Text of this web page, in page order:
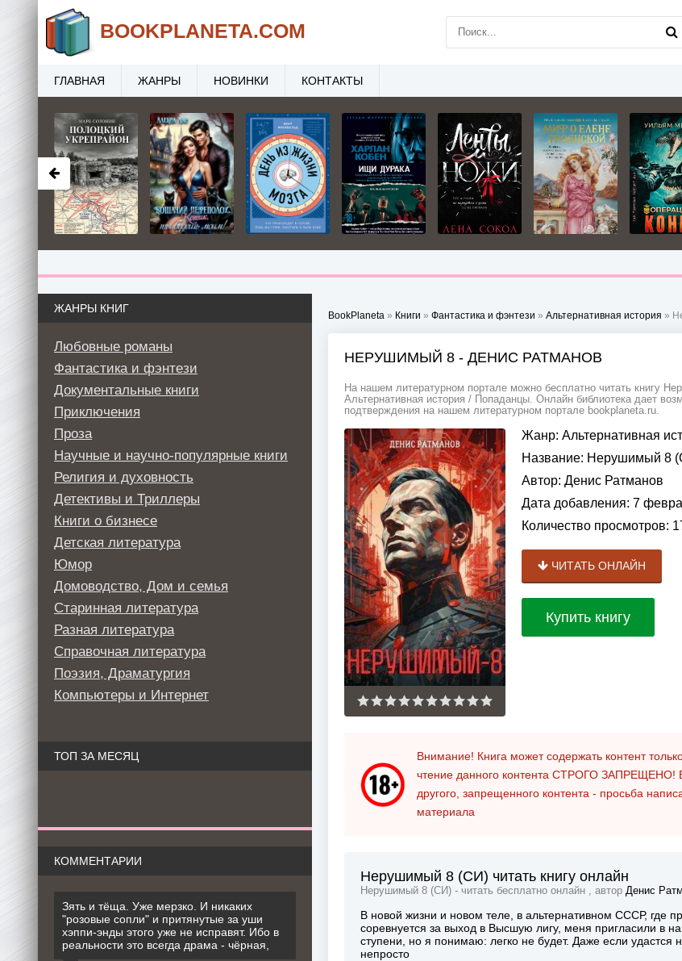
BookPlaneta » Книги » Фантастика и фэнтези » Альтернативная история »
НЕРУШИМЫЙ 8 - ДЕНИС РАТМАНОВ
На нашем литературном портале можно бесплатно читать книгу
Альтернативная история / Попаданцы. Онлайн библиотека дает
подтверждения на нашем литературном портале bookplaneta.ru.
Жанр: Альтернативная
Название: Нерушимый 8
Автор: Денис Ратманов
Дата добавления: 7
Количество просмотров:
ЧИТАТЬ ОНЛАЙН
Купить книгу
Внимание! Книга может содержать контент
чтение данного контента СТРОГО ЗАПРЕЩЕНО!
другого, запрещенного контента - просьба
материала
Нерушимый 8 (СИ) читать книгу онлайн
Нерушимый 8 (СИ) - читать бесплатно онлайн , автор Денис
В новой жизни и новом теле, в альтернативном СССР, где
соревнуется за выход в Высшую лигу, меня пригласили в
ступени, но я понимаю: легко не будет. Даже если удастся
непросто
ЖАНРЫ КНИГ
Любовные романы
Фантастика и фэнтези
Документальные книги
Приключения
Проза
Научные и научно-популярные книги
Религия и духовность
Детективы и Триллеры
Книги о бизнесе
Детская литература
Юмор
Домоводство, Дом и семья
Старинная литература
Разная литература
Справочная литература
Поэзия, Драматургия
Компьютеры и Интернет
ТОП ЗА МЕСЯЦ
КОММЕНТАРИИ
Зять и тёща. Уже мерзко. И никаких
"розовые сопли" и притянутые за уши
хэппи-энды этого уже не исправят. Ибо в
реальности это всегда драма - чёрная,
BOOKPLANETA.COM
ГЛАВНАЯ ЖАНРЫ НОВИНКИ КОНТАКТЫ